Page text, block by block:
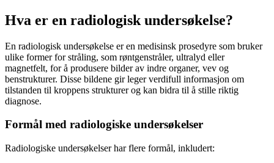
Hva er en radiologisk undersøkelse?
En radiologisk undersøkelse er en medisinsk prosedyre som bruker
ulike former for stråling, som røntgenstråler, ultralyd eller
magnetfelt, for å produsere bilder av indre organer, vev og
benstrukturer. Disse bildene gir leger verdifull informasjon om
tilstanden til kroppens strukturer og kan bidra til å stille riktig
diagnose.
Formål med radiologiske undersøkelser
Radiologiske undersøkelser har flere formål, inkludert: